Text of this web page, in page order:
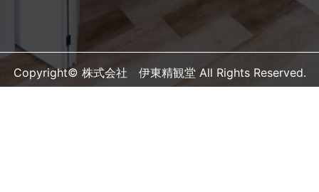
Copyright© 株式会社 伊東精観堂 All Rights Reserved.